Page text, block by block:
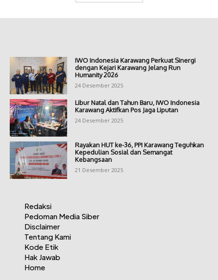
IWO Indonesia Karawang Perkuat Sinergi
dengan Kejari Karawang Jelang Run
Humanity 2026
24 Desember 2025
Libur Natal dan Tahun Baru, IWO Indonesia
Karawang Aktifkan Pos Jaga Liputan
24 Desember 2025
Rayakan HUT ke-36, PPI Karawang Teguhkan
Kepedulian Sosial dan Semangat
Kebangsaan
21 Desember 2025
Redaksi
Pedoman Media Siber
Disclaimer
Tentang Kami
Kode Etik
Hak Jawab
Home